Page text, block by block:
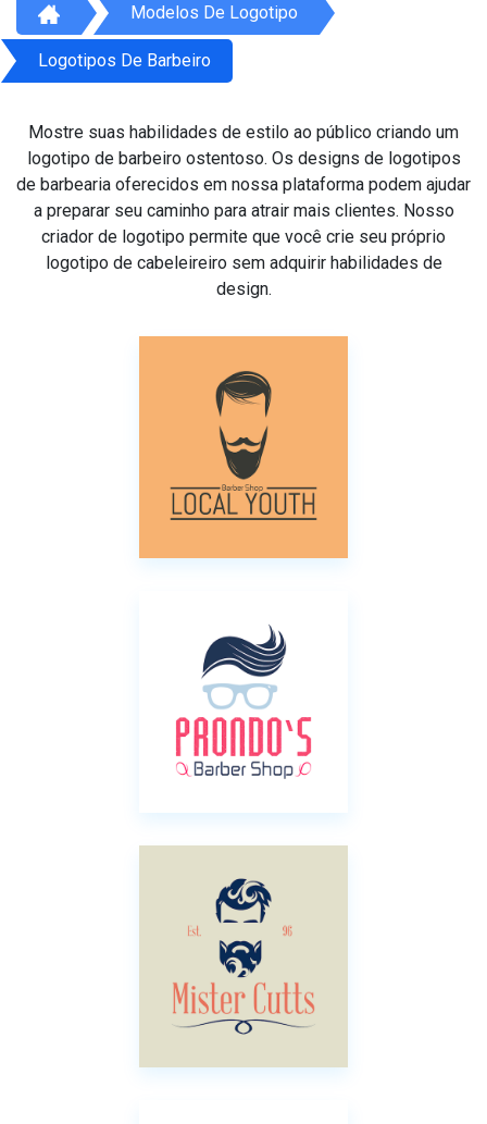
Modelos De Logotipo
Logotipos De Barbeiro
Mostre suas habilidades de estilo ao público criando um
logotipo de barbeiro ostentoso. Os designs de logotipos
de barbearia oferecidos em nossa plataforma podem ajudar
a preparar seu caminho para atrair mais clientes. Nosso
criador de logotipo permite que você crie seu próprio
logotipo de cabeleireiro sem adquirir habilidades de
design.